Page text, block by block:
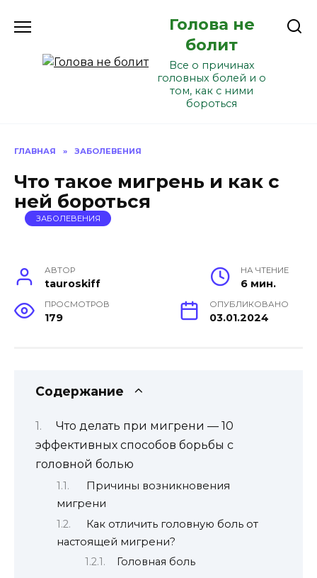
Голова не
болит
Все о причинах
головных болей и о
том, как с ними
бороться
ГЛАВНАЯ » ЗАБОЛЕВЕНИЯ
Что такое мигрень и как с
ней бороться
ЗАБОЛЕВЕНИЯ
АВТОР
tauroskiff
НА ЧТЕНИЕ
6 мин.
ПРОСМОТРОВ
179
ОПУБЛИКОВАНО
03.01.2024
Содержание
Что делать при мигрени — 10
эффективных способов борьбы с
головной болью
Причины возникновения
мигрени
Как отличить головную боль от
настоящей мигрени?
Головная боль